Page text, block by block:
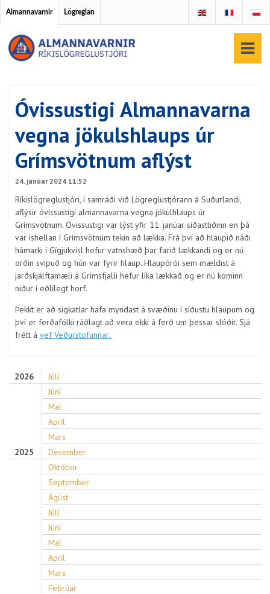
Almannavarnir Lögreglan
Óvissustigi Almannavarna
vegna jökulshlaups úr
Grímsvötnum aflýst
24. janúar 2024 11:52
Ríkislögreglustjóri, í samráði við Lögreglustjórann á Suðurlandi,
aflýsir óvissustigi almannavarna vegna jökulhlaups úr
Grímsvötnum. Óvissustigi var lýst yfir 11. janúar síðastliðinn en þá
var íshellan í Grímsvötnum tekin að lækka. Frá því að hlaupið náði
hámarki í Gígjukvísl hefur vatnshæð þar farið lækkandi og er nú
orðin svipuð og hún var fyrir hlaup. Hlaupórói sem mældist á
jarðskjálftamæli á Grímsfjalli hefur líka lækkað og er nú kominn
niður í eðlilegt horf.
Þekkt er að sigkatlar hafa myndast á svæðinu í síðustu hlaupum og
því er ferðafólki ráðlagt að vera ekki á ferð um þessar slóðir. Sjá
frétt á vef Veðurstofunnar.
2026
Júlí
Júní
Maí
Apríl
Mars
2025
Desember
Október
September
Ágúst
Júlí
Júní
Maí
Apríl
Mars
Febrúar